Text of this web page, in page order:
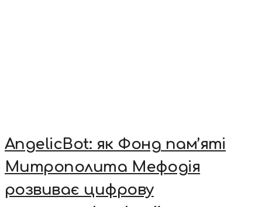
AngelicBot: як Фонд пам’яті
Митрополита Мефодія
розвиває цифрову